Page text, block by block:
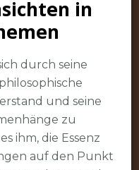
in
durch seine
und seine
zu
ihm, die Essenz
auf den Punkt